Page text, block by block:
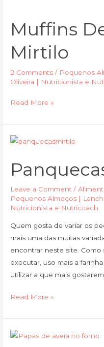
Muffins
Mirtilo
2 Comments / Pequenos
Oliveira | Nutricionista e
Aveia
e
Mirtilo
Read More »
Leave a Comment /
Pequenos Almoços |
Nutricionista e Nutricoach
Quem gosta de variar os
mais uma das muitas
encontrar neste site. Como
executar, uso mais a
utilizar a que mais gostarem.
Panquecas
Aveia
Read More »
Papas